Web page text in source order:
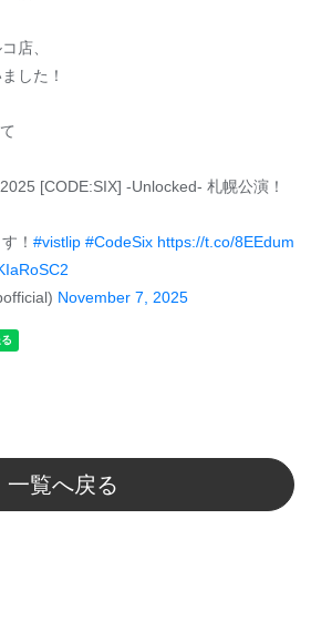
店、
した！
[CODE:SIX] -Unlocked- 札幌公演！
！ #vistlip #CodeSix https://t.co/8EEdum
November 7, 2025
一覧へ戻る